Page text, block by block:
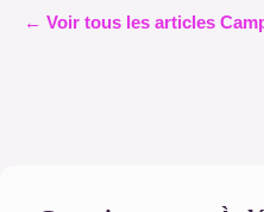
← Voir tous les articles